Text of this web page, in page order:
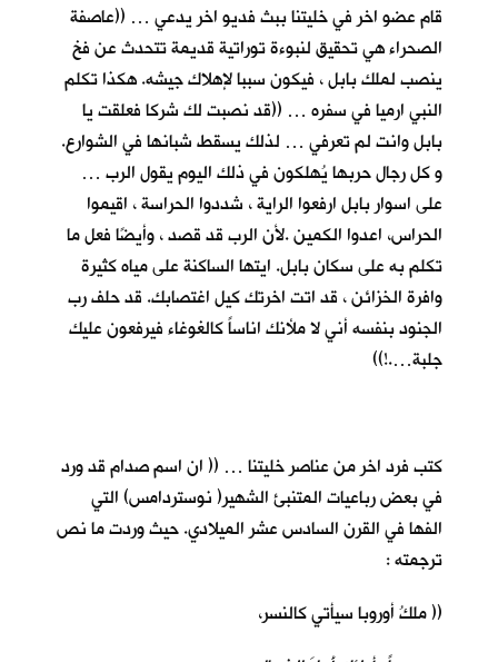
قام عضو اخر في خليتنا ببث فديو اخر يدعي … ((عاصفة
الصحراء هي تحقيق لنبوءة توراتية قديمة تتحدث عن فخ
ينصب لملك بابل ، فيكون سببا لإهلاك جيشه. هكذا تكلم
النبي ارميا في سفره … ((قد نصبت لك شركا فعلقت يا
بابل وانت لم تعرفي … لذلك يسقط شبانها في الشوارع.
و كل رجال حربها يُهلكون في ذلك اليوم يقول الرب …
على اسوار بابل ارفعوا الراية ، شددوا الحراسة ، اقيموا
الحراس، اعدوا الكمين .لأن الرب قد قصد ، وأيضًا فعل ما
تكلم به على سكان بابل. ايتها الساكنة على مياه كثيرة
وافرة الخزائن ، قد اتت اخرتك كيل اغتصابك. قد حلف رب
الجنود بنفسه أني لا ملأنك اناساً كالغوغاء فيرفعون عليك
جلبة….!))
كتب فرد اخر من عناصر خليتنا … (( ان اسم صدام قد ورد
في بعض رباعيات المتنبئ الشهير( نوستردامس) التي
الفها في القرن السادس عشر الميلادي. حيث وردت ما نص
ترجمته :
(( ملكُ أوروبا سيأتي كالنسر،